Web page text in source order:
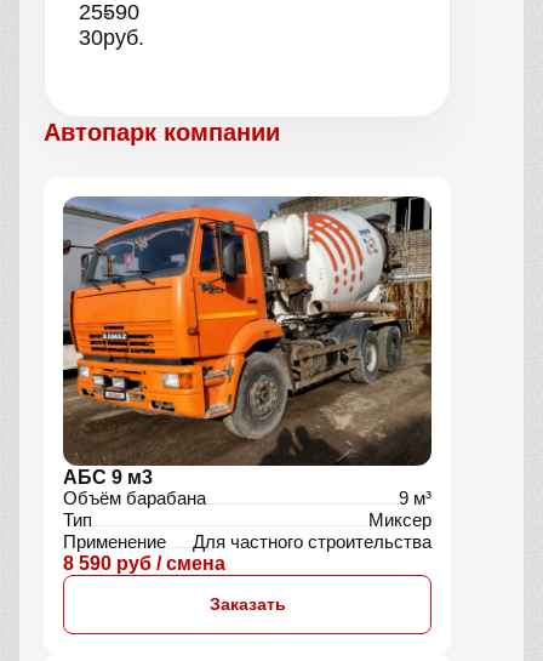
25-
30
590
руб.
Автопарк компании
АБС 9 м3
Объём барабана
9 м³
Тип
Миксер
Применение
Для частного строительства
8 590 руб / смена
Заказать